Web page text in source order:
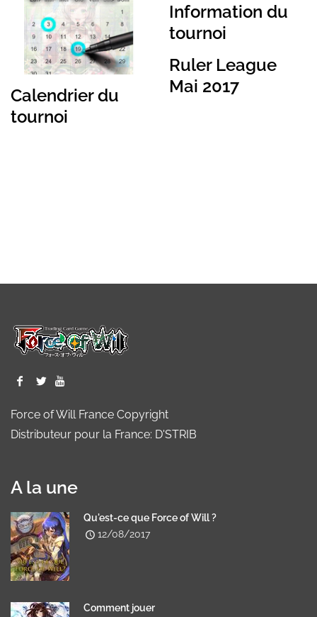
Calendrier du
tournoi
Information du
tournoi
Ruler League
Mai 2017
Force of Will France Copyright
Distributeur pour la France: D'STRIB
A la une
Qu'est-ce que Force of Will ?
12/08/2017
Comment jouer